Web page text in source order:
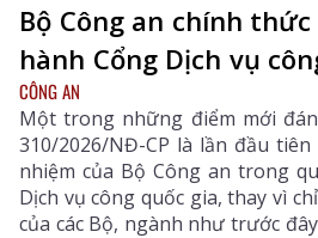
Bộ Công an chính
hành Cổng Dịch vụ
CÔNG AN
Một trong những điểm mới
310/2026/NĐ-CP là lần đầu
nhiệm của Bộ Công an trong
Dịch vụ công quốc gia, thay vì
của các Bộ, ngành như trước